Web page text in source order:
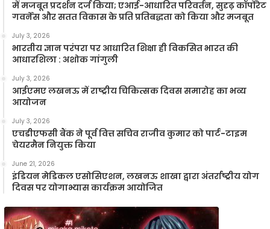
में मजबूत प्रदर्शन दर्ज किया; एआई-आधारित परिवर्तन, सुदृढ़ कॉर्पोरेट
गवर्नेंस और सतत विकास के प्रति प्रतिबद्धता को किया और मजबूत
July 3, 2026
भारतीय ज्ञान परंपरा पर आधारित शिक्षा ही विकसित भारत की
आधारशिला : अशोक गांगुली
July 3, 2026
आईएमए लखनऊ में राष्ट्रीय चिकित्सक दिवस समारोह का भव्य
आयोजन
July 3, 2026
एचडीएफसी बैंक ने पूर्व वित्त सचिव राजीव कुमार को पार्ट-टाइम
चेयरमैन नियुक्त किया
June 21, 2026
इंडियन मेडिकल एसोसिएशन, लखनऊ शाखा द्वारा अंतर्राष्ट्रीय योग
दिवस पर योगाभ्यास कार्यक्रम आयोजित